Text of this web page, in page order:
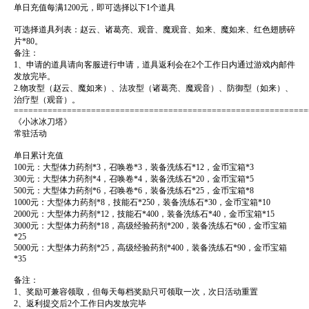
单日充值每满1200元，即可选择以下1个道具
可选择道具列表：赵云、诸葛亮、观音、魔观音、如来、魔如来、红色翅膀碎
片*80。
备注：
1、申请的道具请向客服进行申请，道具返利会在2个工作日内通过游戏内邮件
发放完毕。
2.物攻型（赵云、魔如来）、法攻型（诸葛亮、魔观音）、防御型（如来）、
治疗型（观音）。
《小冰冰刀塔》
常驻活动
单日累计充值
100元：大型体力药剂*3，召唤卷*3，装备洗练石*12，金币宝箱*3
300元：大型体力药剂*4，召唤卷*4，装备洗练石*20，金币宝箱*5
500元：大型体力药剂*6，召唤卷*6，装备洗练石*25，金币宝箱*8
1000元：大型体力药剂*8，技能石*250，装备洗练石*30，金币宝箱*10
2000元：大型体力药剂*12，技能石*400，装备洗练石*40，金币宝箱*15
3000元：大型体力药剂*18，高级经验药剂*200，装备洗练石*60，金币宝箱
*25
5000元：大型体力药剂*25，高级经验药剂*400，装备洗练石*90，金币宝箱
*35
备注：
1、奖励可兼容领取，但每天每档奖励只可领取一次，次日活动重置
2、返利提交后2个工作日内发放完毕